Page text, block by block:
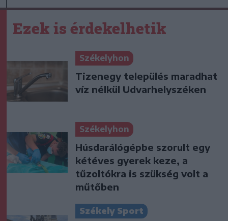
Ezek is érdekelhetik
Székelyhon
Tizenegy település maradhat
víz nélkül Udvarhelyszéken
Székelyhon
Húsdarálógépbe szorult egy
kétéves gyerek keze, a
tűzoltókra is szükség volt a
műtőben
Székely Sport